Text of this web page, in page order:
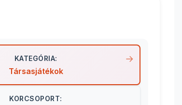
KATEGÓRIA:
Társasjátékok
KORCSOPORT: